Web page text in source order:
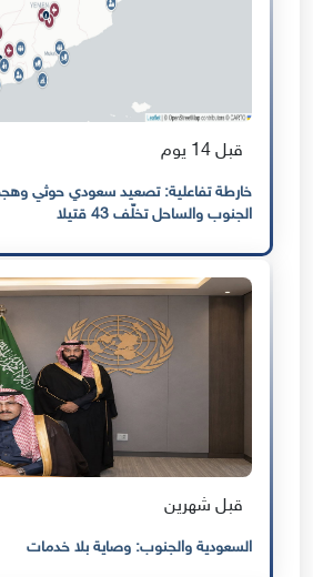
قبل 14 يوم
خارطة تفاعلية: تصعيد سعودي حوثي
الجنوب والساحل تخلّف 43 قتيلا
قبل شهرين
السعودية والجنوب: وصاية بلا خدمات